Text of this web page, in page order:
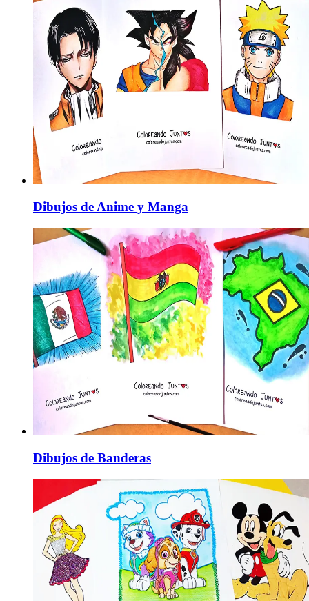
Dibujos de Anime y Manga
Dibujos de Banderas